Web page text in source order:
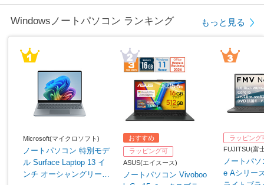
Windowsノートパソコン ランキング もっと見る
Microsoft(マイクロソフト)
ノートパソコン 特別モデ
ル Surface Laptop 13 イ
ンチ オーシャングリーン
おすすめ
ラッピング可
ASUS(エイスース)
ノートパソコン Vivoboo
ラッピング
FUJITSU(富
ノートパ
e Aシリー